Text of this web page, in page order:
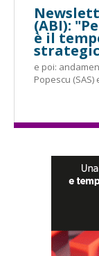
(ABI):
è il
e poi:
Popescu